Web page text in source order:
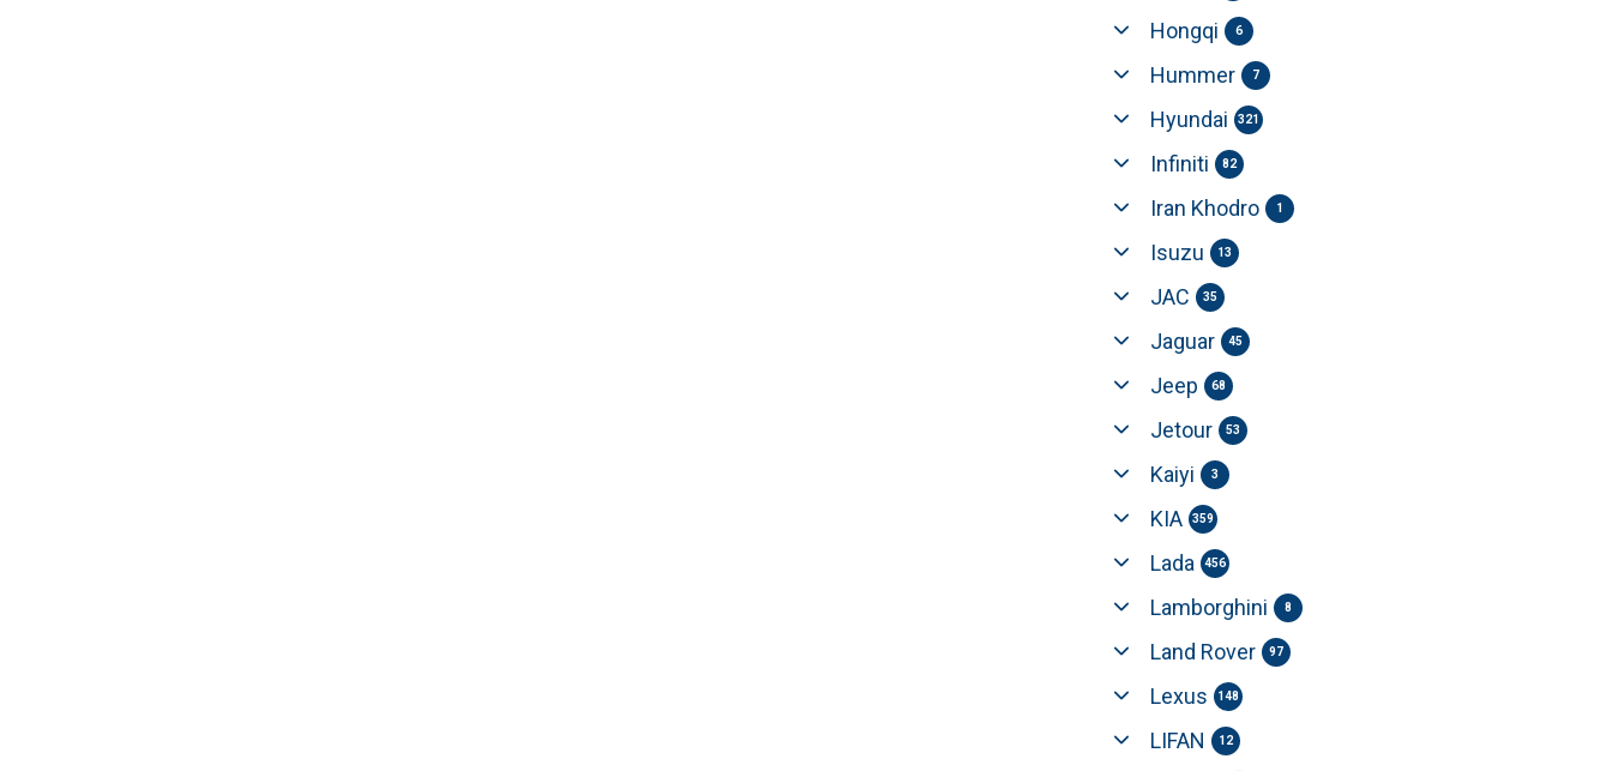
Hongqi 6
Hummer 7
Hyundai 321
Infiniti 82
Iran Khodro 1
Isuzu 13
JAC 35
Jaguar 45
Jeep 68
Jetour 53
Kaiyi 3
KIA 359
Lada 456
Lamborghini 8
Land Rover 97
Lexus 148
LIFAN 12